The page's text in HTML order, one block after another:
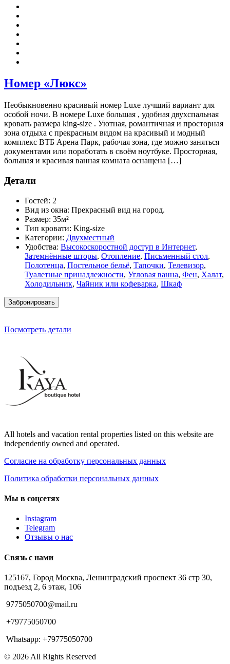
Номер «Люкс»
Необыкновенно красивый номер Luxe лучший вариант для
особой ночи. В номере Luxe большая , удобная двухспальная
кровать размера king-size . Уютная, романтичная и просторная
зона отдыха с прекрасным видом на красивый и модный
комплекс ВТБ Арена Парк, рабочая зона, где можно заняться
документами или поработать в своём ноутбуке. Просторная,
большая и красивая ванная комната оснащена […]
Детали
Гостей: 2
Вид из окна: Прекрасный вид на город.
Размер: 35м²
Тип кровати: King-size
Категории: Двухместный
Удобства: Высокоскоростной доступ в Интернет,
Затемнённые шторы, Отопление, Письменный стол,
Полотенца, Постельное бельё, Тапочки, Телевизор,
Туалетные принадлежности, Угловая ванна, Фен, Халат,
Холодильник, Чайник или кофеварка, Шкаф
Забронировать
Посмотреть детали
All hotels and vacation rental properties listed on this website are
independently owned and operated.
Согласие на обработку персональных данных
Политика обработки персональных данных
Мы в соцсетях
Instagram
Telegram
Отзывы о нас
Связь с нами
125167, Город Москва, Ленинградский проспект 36 стр 30,
подъезд 2, 6 этаж, 106
9775050700@mail.ru
+79775050700
Whatsapp: +79775050700
© 2026 All Rights Reserved